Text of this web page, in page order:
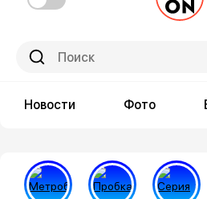
Новости Фото